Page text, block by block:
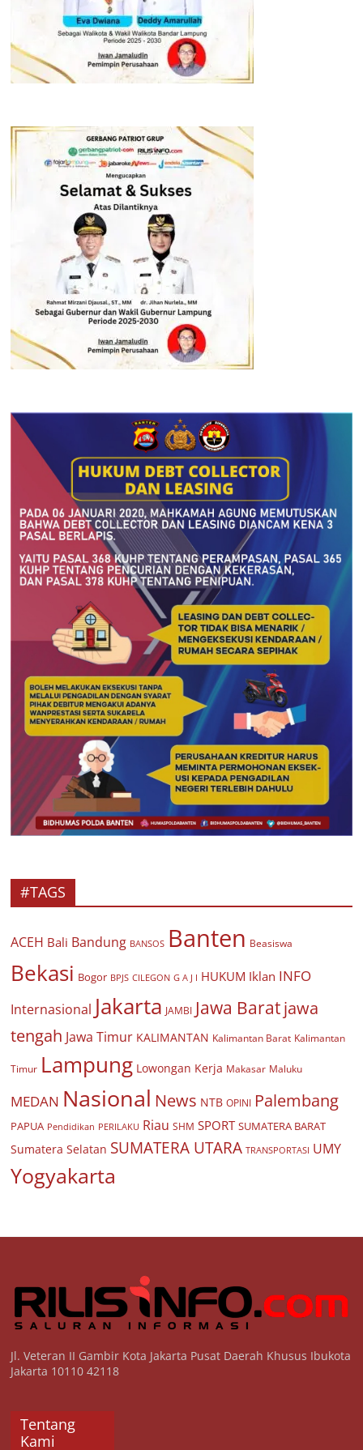
#TAGS
ACEH Bali Bandung BANSOS Banten Beasiswa
Bekasi Bogor BPJS CILEGON G A J I HUKUM Iklan INFO
Internasional Jakarta JAMBI Jawa Baratjawa
tengah Jawa Timur KALIMANTAN Kalimantan Barat Kalimantan
Timur Lampung Lowongan Kerja Makasar Maluku
MEDAN Nasional News NTB OPINI Palembang
PAPUA Pendidikan PERILAKU Riau SHM SPORT SUMATERA BARAT
Sumatera Selatan SUMATERA UTARA TRANSPORTASI UMY
Yogyakarta
Jl. Veteran II Gambir Kota Jakarta Pusat Daerah Khusus Ibukota
Jakarta 10110 42118
Tentang
Kami